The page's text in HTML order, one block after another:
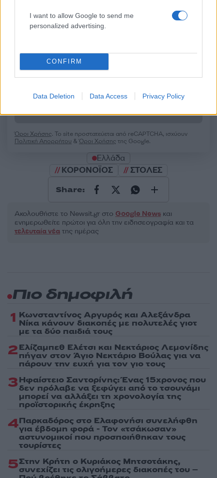
I want to allow Google to send me
personalized advertising.
CONFIRM
Data Deletion Data Access Privacy Policy
2000 /2000
Υποβολή σχολίου
Όροι Χρήσης. Το site προστατεύεται από reCAPTCHA, ισχύουν
Πολιτική Απορρήτου &Όροι Χρήσης της Google.
Ελλάδα
ΚΟΡΟΝΟΪΟΣ
ΣΤΟΛΕΣ
Share:
Ακολουθήστε το Νewsit.gr στο Google News και
ενημερωθείτε πρώτοι για όλη την ειδησεογραφία και τα
τελευταία νέα της ημέρας
Πιο δημοφιλή
1 Κωνσταντίνος Αργυρός και Αλεξάνδρα
Νίκα κάνουν διακοπές με πολυτελές γιοτ
με τα δύο παιδιά τους
2Ελίζαμπεθ Ελέτσι και Νεκτάριος Λεμονίδης
πήγαν στον Άγιο Νεκτάριο Βούλας για να
πάρουν την ευχή για τον γιο τους
3Ηφαίστειο Σαντορίνης: Ένας 15χρονος που
δεν πρόλαβε να ξεφύγει από το τσουνάμι
μπορεί να αλλάξει τη χρονολογία της
προϊστορικής έκρηξης
4Παρκαδόρος στο Ελαφονήσι συνελήφθη
για έβδομη φορά - Τον «τσάκωσαν»
αστυνομικοί που προσποιήθηκαν τους
τουρίστες
5Στην Κρήτη ο Κυριάκος Μητσοτάκης,
συνεχίζει τις ολιγοήμερες διακοπές του –